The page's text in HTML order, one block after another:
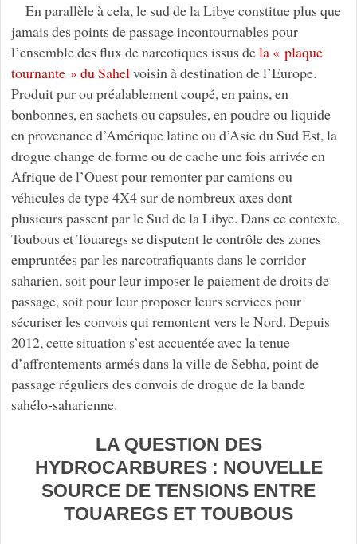
En parallèle à cela, le sud de la Libye constitue plus que
jamais des points de passage incontournables pour
l’ensemble des flux de narcotiques issus dela « plaque
tournante » du Sahelvoisin à destination de l’Europe.
Produit pur ou préalablement coupé, en pains, en
bonbonnes, en sachets ou capsules, en poudre ou liquide
en provenance d’Amérique latine ou d’Asie du Sud Est, la
drogue change de forme ou de cache une fois arrivée en
Afrique de l’Ouest pour remonter par camions ou
véhicules de type 4X4 sur de nombreux axes dont
plusieurs passent par le Sud de la Libye. Dans ce contexte,
Toubous et Touaregs se disputent le contrôle des zones
empruntées par les narcotrafiquants dans le corridor
saharien, soit pour leur imposer le paiement de droits de
passage, soit pour leur proposer leurs services pour
sécuriser les convois qui remontent vers le Nord. Depuis
2012, cette situation s’est accuentée avec la tenue
d’affrontements armés dans la ville de Sebha, point de
passage réguliers des convois de drogue de la bande
sahélo-saharienne.
LA QUESTION DES
HYDROCARBURES : NOUVELLE
SOURCE DE TENSIONS ENTRE
TOUAREGS ET TOUBOUS